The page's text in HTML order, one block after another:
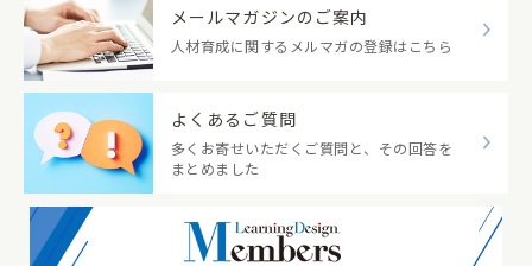
メールマガジンのご案内
人材育成に関するメルマガの登録はこちら
よくあるご質問
多くお寄せいただくご質問と、その回答を
まとめました